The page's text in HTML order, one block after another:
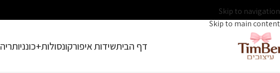
Skip to navigation
Skip to main content
דף הביתשידות איפורקונסולות+כונניות